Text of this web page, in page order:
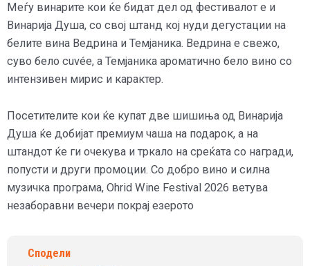
Меѓу винарите кои ќе бидат дел од фестивалот е и
Винарија Душа, со свој штанд кој нуди дегустации на
белите вина Ведрина и Темјаника. Ведрина е свежо,
суво бело cuvée, а Темјаника ароматично бело вино со
интензивен мирис и карактер.
Посетителите кои ќе купат две шишиња од Винарија
Душа ќе добијат премиум чаша на подарок, а на
штандот ќе ги очекува и тркало на среќата со награди,
попусти и други промоции. Со добро вино и силна
музичка програма, Ohrid Wine Festival 2026 ветува
незаборавни вечери покрај езерото
Сподели